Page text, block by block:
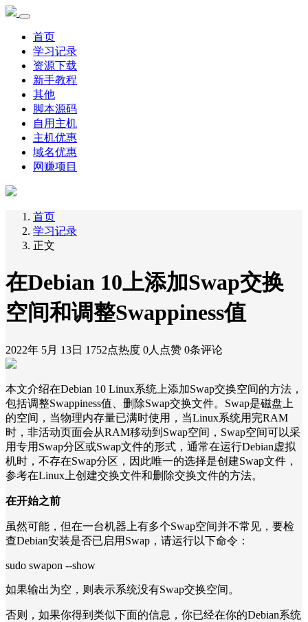
首页
学习记录
资源下载
新手教程
其他
脚本源码
自用主机
主机优惠
域名优惠
网赚项目
首页
学习记录
正文
在Debian 10上添加Swap交换
空间和调整Swappiness值
2022年 5月 13日 1752点热度 0人点赞 0条评论
本文介绍在Debian 10 Linux系统上添加Swap交换空间的方法，
包括调整Swappiness值、删除Swap交换文件。Swap是磁盘上
的空间，当物理内存量已满时使用，当Linux系统用完RAM
时，非活动页面会从RAM移动到Swap空间，Swap空间可以采
用专用Swap分区或Swap文件的形式，通常在运行Debian虚拟
机时，不存在Swap分区，因此唯一的选择是创建Swap文件，
参考在Linux上创建交换文件和删除交换文件的方法。
在开始之前
虽然可能，但在一台机器上有多个Swap空间并不常见，要检
查Debian安装是否已启用Swap，请运行以下命令：
sudo swapon --show
如果输出为空，则表示系统没有Swap交换空间。
否则，如果你得到类似下面的信息，你已经在你的Debian系统